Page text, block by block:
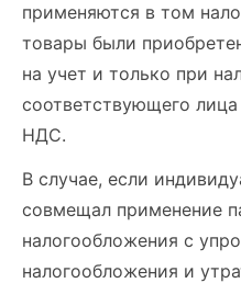
применяются в том
товары были
на учет и только при
соответствующего
НДС.
В случае, если
совмещал применение
налогообложения с
налогообложения и